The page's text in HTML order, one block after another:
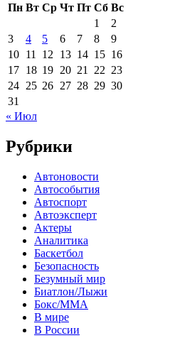
Пн Вт Ср Чт Пт Сб Вс
1
2
3
4 5 6 7 8
9
10 11 12 13 14 15 16
17 18 19 20 21 22 23
24 25 26 27 28 29 30
31
« Июл
Рубрики
Автоновости
Автособытия
Автоспорт
Автоэксперт
Актеры
Аналитика
Баскетбол
Безопасность
Безумный мир
Биатлон/Лыжи
Бокс/MMA
В мире
В России